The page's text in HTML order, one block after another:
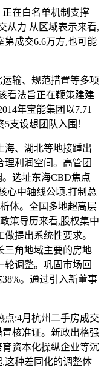
在白名单机制支撑
从力 从区域表示来看,
第成交6.6万方,也可能
输、规范措置等多项
看法旨正在鞭策建建
年宝能集团以7.71
支设想团队入围！
、湖北等地接踵出
理利润空间。高管团
选址东海CBD焦点
心中轴线公顷,打制总
体。全国多地超高层
策导历来看,股权集中
提出系统性要求。
三角地域主要的房地
轮调整。巩固市场回
。通过引入新董事
:4月杭州二手房成交
核准证。新政出格强
资本化操纵企业等沉
这种差同化的调整体